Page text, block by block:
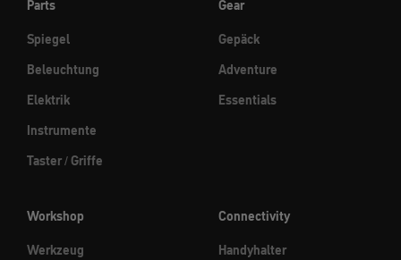
Parts
Spiegel
Beleuchtung
Elektrik
Instrumente
Taster / Griffe
Gear
Gepäck
Adventure
Essentials
Workshop
Werkzeug
Connectivity
Handyhalter